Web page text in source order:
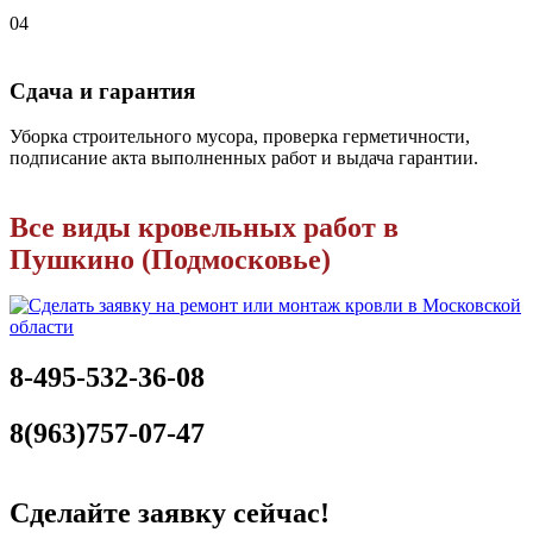
04
Сдача и гарантия
Уборка строительного мусора, проверка герметичности,
подписание акта выполненных работ и выдача гарантии.
Все виды кровельных работ в
Пушкино (Подмосковье)
8-495-532-36-08
8(963)757-07-47
Сделайте заявку сейчас!